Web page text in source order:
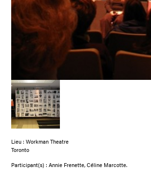
Lieu : Workman Theatre
Toronto
Participant(s) : Annie Frenette, Céline Marcotte.